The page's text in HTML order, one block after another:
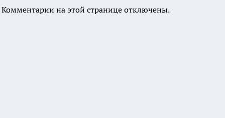
Комментарии на этой странице отключены.